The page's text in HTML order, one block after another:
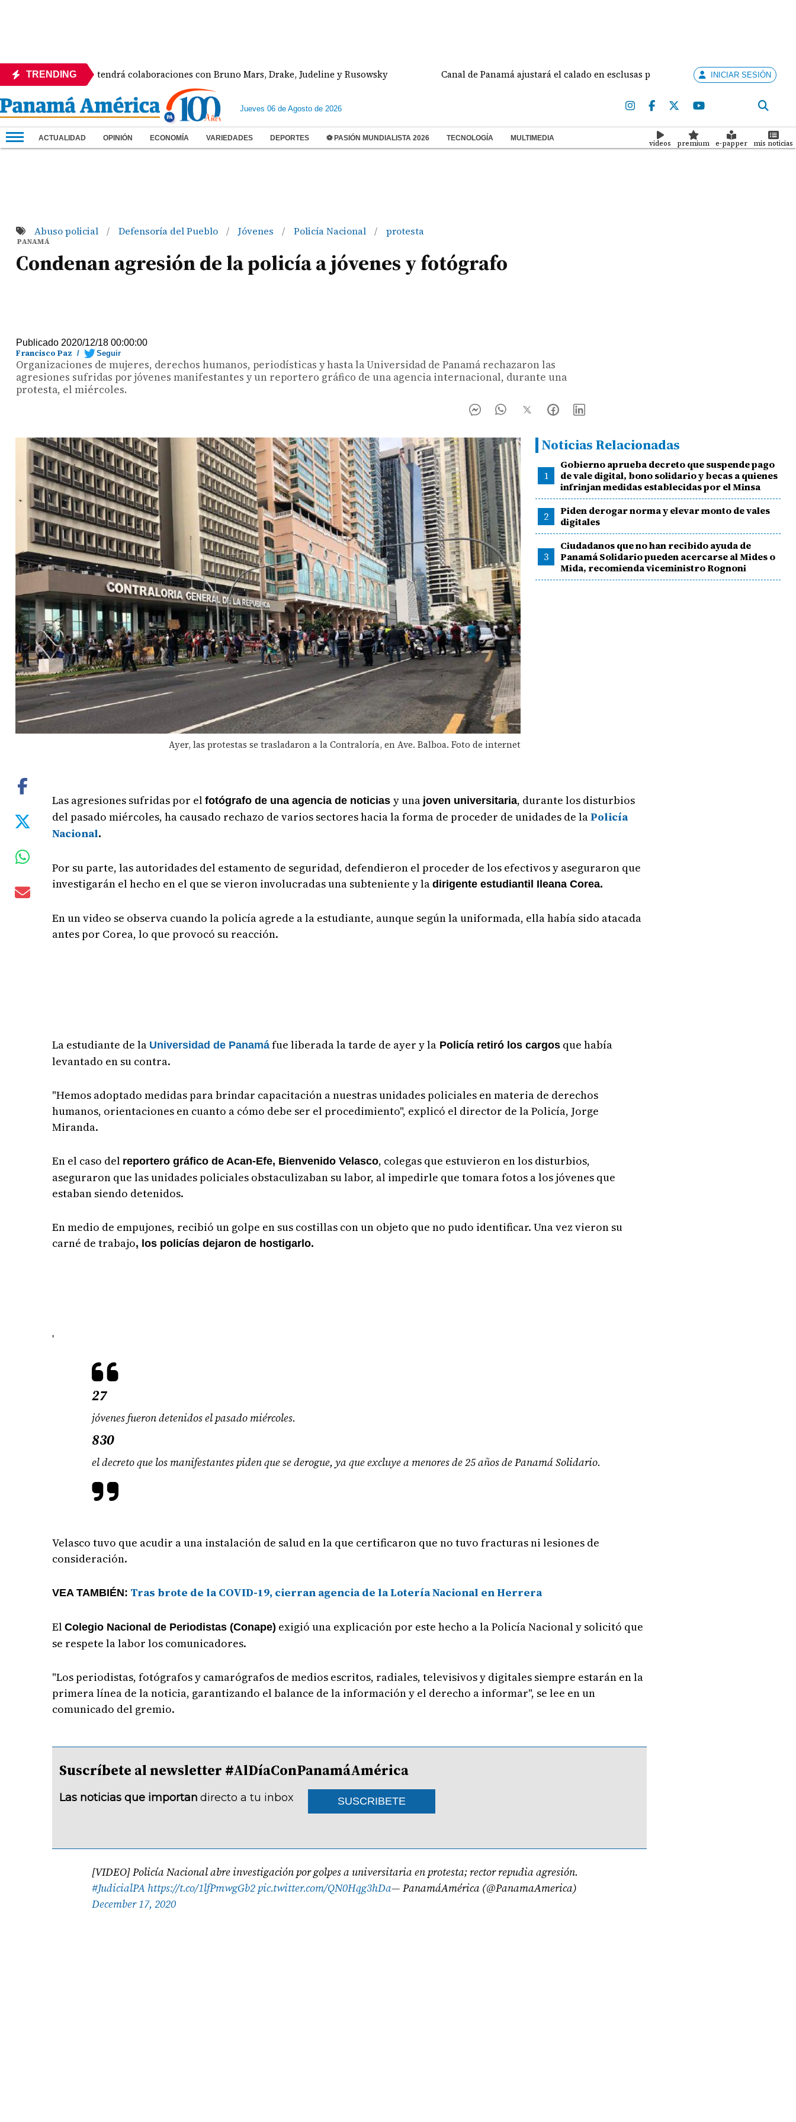
TRENDING
de Karol G tendrá colaboraciones con Bruno Mars, Drake, Judeline y Rusowsky Canal de Panamá ajustará el calado en esclusas para barcos grandes sin recortar tránsitos
INICIAR SESIÓN
Jueves 06 de Agosto de 2026
ACTUALIDAD OPINIÓN ECONOMÍA VARIEDADES DEPORTES ⚽ PASIÓN MUNDIALISTA 2026 TECNOLOGÍA MULTIMEDIA
videos premium e-papper mis noticias
Abuso policial / Defensoría del Pueblo / Jóvenes / Policía Nacional / protesta
PANAMÁ
Condenan agresión de la policía a jóvenes y fotógrafo
Publicado 2020/12/18 00:00:00
Francisco Paz / Seguir
Organizaciones de mujeres, derechos humanos, periodísticas y hasta la Universidad de Panamá rechazaron las
agresiones sufridas por jóvenes manifestantes y un reportero gráfico de una agencia internacional, durante una
protesta, el miércoles.
Ayer, las protestas se trasladaron a la Contraloría, en Ave. Balboa. Foto de internet
Noticias Relacionadas
1
Gobierno aprueba decreto que suspende pago
de vale digital, bono solidario y becas a quienes
infrinjan medidas establecidas por el Minsa
2
Piden derogar norma y elevar monto de vales
digitales
3
Ciudadanos que no han recibido ayuda de
Panamá Solidario pueden acercarse al Mides o
Mida, recomienda viceministro Rognoni
Las agresiones sufridas por elfotógrafo de una agencia de noticiasy una joven universitaria, durante los disturbios
del pasado miércoles, ha causado rechazo de varios sectores hacia la forma de proceder de unidades de laPolicía
Nacional.
Por su parte, las autoridades del estamento de seguridad, defendieron el proceder de los efectivos y aseguraron que
investigarán el hecho en el que se vieron involucradas una subteniente y ladirigente estudiantil Ileana Corea.
En un video se observa cuando la policía agrede a la estudiante, aunque según la uniformada, ella había sido atacada
antes por Corea, lo que provocó su reacción.
La estudiante de la Universidad de Panamá fue liberada la tarde de ayer y la Policía retiró los cargos que había
levantado en su contra.
"Hemos adoptado medidas para brindar capacitación a nuestras unidades policiales en materia de derechos
humanos, orientaciones en cuanto a cómo debe ser el procedimiento", explicó el director de la Policía, Jorge
Miranda.
En el caso del reportero gráfico de Acan-Efe, Bienvenido Velasco, colegas que estuvieron en los disturbios,
aseguraron que las unidades policiales obstaculizaban su labor, al impedirle que tomara fotos a los jóvenes que
estaban siendo detenidos.
En medio de empujones, recibió un golpe en sus costillas con un objeto que no pudo identificar. Una vez vieron su
carné de trabajo, los policías dejaron de hostigarlo.
'
27
jóvenes fueron detenidos el pasado miércoles.
830
el decreto que los manifestantes piden que se derogue, ya que excluye a menores de 25 años de Panamá Solidario.
Velasco tuvo que acudir a una instalación de salud en la que certificaron que no tuvo fracturas ni lesiones de
consideración.
VEA TAMBIÉN: Tras brote de la COVID-19, cierran agencia de la Lotería Nacional en Herrera
ElColegio Nacional de Periodistas (Conape) exigió una explicación por este hecho a la Policía Nacional y solicitó que
se respete la labor los comunicadores.
"Los periodistas, fotógrafos y camarógrafos de medios escritos, radiales, televisivos y digitales siempre estarán en la
primera línea de la noticia, garantizando el balance de la información y el derecho a informar", se lee en un
comunicado del gremio.
Suscríbete al newsletter #AlDíaConPanamáAmérica
Las noticias que importan directo a tu inbox SUSCRIBETE
[VIDEO] Policía Nacional abre investigación por golpes a universitaria en protesta; rector repudia agresión.
#JudicialPA https://t.co/1lfPmwgGb2 pic.twitter.com/QN0Hqg3hDa— PanamáAmérica (@PanamaAmerica)
December 17, 2020